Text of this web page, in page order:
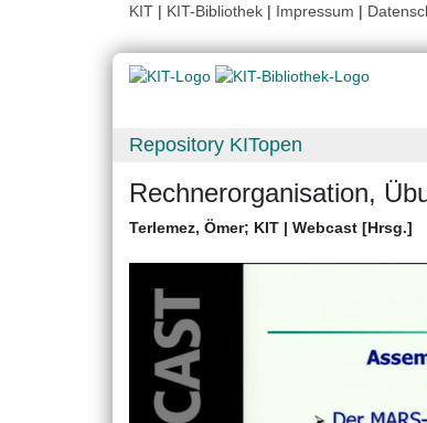
KIT | KIT-Bibliothek | Impressum |
Repository KITopen
Rechnerorganisation,
Terlemez, Ömer; KIT | Webcast [Hrsg.]